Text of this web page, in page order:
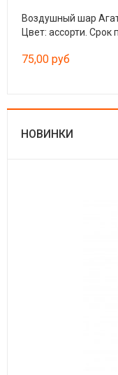
Воздушный шар
Цвет: ассорти. Срок
75,00 руб
НОВИНКИ